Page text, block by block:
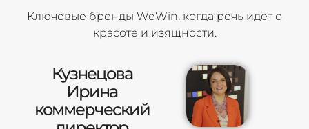
Ключевые бренды WeWin, когда речь идет о
красоте и изящности.
Кузнецова
Ирина
коммерческий